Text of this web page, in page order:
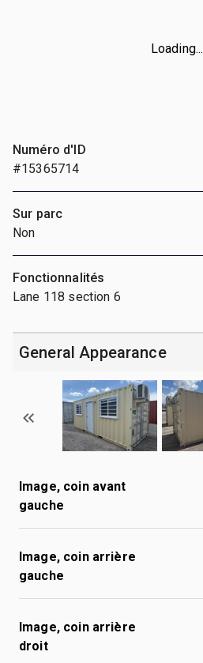
Loading...
Numéro d'ID
#15365714
Sur parc
Non
Fonctionnalités
Lane 118 section 6
General Appearance
Image, coin avant
gauche
Image, coin arrière
gauche
Image, coin arrière
droit